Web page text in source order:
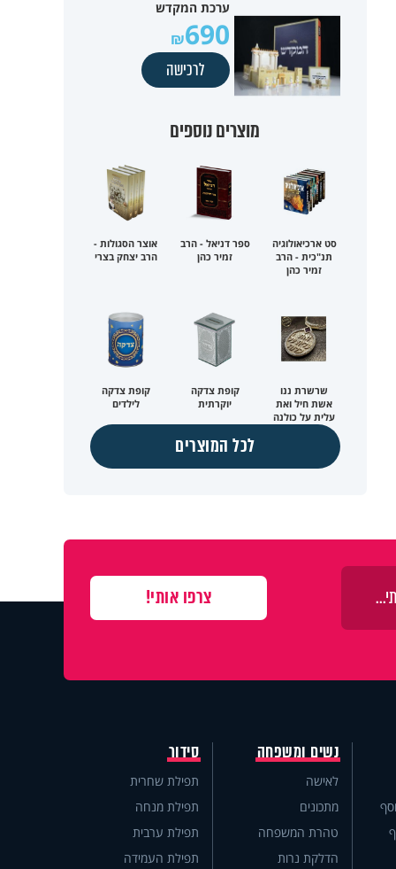
ערכת המקדש
690
לרכישה
מוצרים נוספים
סט ארכיאולוגיה
תנ"כית - הרב
זמיר כהן
ספר דניאל - הרב
זמיר כהן
אוצר הסגולות -
הרב יצחק בצרי
שרשרת ננו
אשת חיל ואת
עלית על כולנה
קופת צדקה
יוקרתית
קופת צדקה
לילדים
לכל המוצרים
נשים ומשפחה
לאישה
מתכונים
טהרת המשפחה
הדלקת נרות
סידור
תפילת שחרית
תפילת מנחה
תפילת ערבית
תפילת העמידה